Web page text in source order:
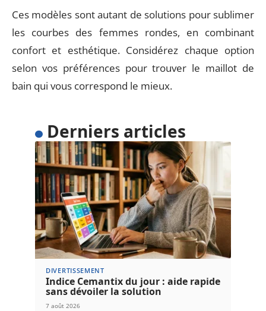
Ces modèles sont autant de solutions pour sublimer
les courbes des femmes rondes, en combinant
confort et esthétique. Considérez chaque option
selon vos préférences pour trouver le maillot de
bain qui vous correspond le mieux.
Derniers articles
DIVERTISSEMENT
Indice Cemantix du jour : aide rapide
sans dévoiler la solution
7 août 2026